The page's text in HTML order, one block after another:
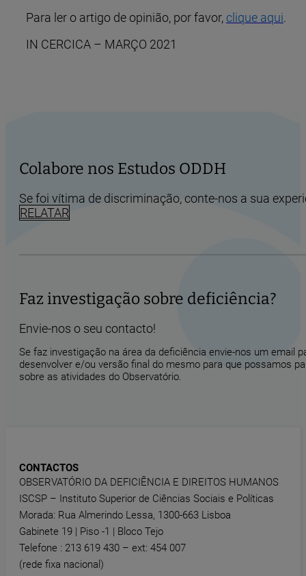
Para ler o artigo de opinião, por favor, clique aqui.
IN CERCICA – MARÇO 2021
Colabore nos Estudos ODDH
Se foi vítima de discriminação, conte-nos a sua
RELATAR
Faz investigação sobre deficiência?
Envie-nos o seu contacto!
Se faz investigação na área da deficiência envie-nos um
desenvolver e/ou versão final do mesmo para que possamos
sobre as atividades do Observatório.
CONTACTOS
OBSERVATÓRIO DA DEFICIÊNCIA E DIREITOS HUMANOS
ISCSP – Instituto Superior de Ciências Sociais e Políticas
Morada: Rua Almerindo Lessa, 1300-663 Lisboa
Gabinete 19 | Piso -1 | Bloco Tejo
Telefone : 213 619 430 – ext: 454 007
(rede fixa nacional)